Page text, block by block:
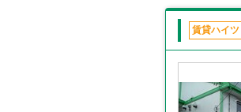
賃貸ハイツ